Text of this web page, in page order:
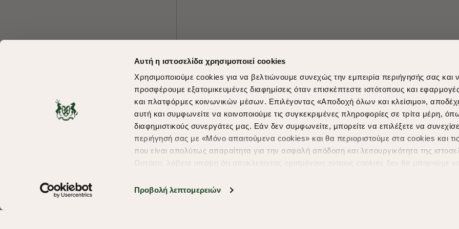
Αυτή η ιστοσελίδα χρησιμοποιεί cookies
Χρησιμοποιούμε cookies για να βελτιώνουμε συνεχώς την εμπειρία περιήγησής σας και
προσφέρουμε εξατομικευμένες διαφημίσεις όταν επισκέπτεστε ιστότοπους και
και πλατφόρμες κοινωνικών μέσων. Επιλέγοντας «Αποδοχή όλων και κλείσιμο»,
αυτή και συμφωνείτε να κοινοποιούμε τις συγκεκριμένες πληροφορίες σε τρίτα μέρη,
διαφημιστικούς συνεργάτες μας. Εάν δεν συμφωνείτε, μπορείτε να επιλέξετε να
περιήγησή σας με «Μόνο απαιτούμενα cookies» και θα περιοριστούμε στα cookies και τις
που είναι απολύτως απαραίτητα για την ασφαλή απόδοση και λειτουργικότητα της
Ωστόσο, λάβετε υπόψη ότι αποκλείοντας ορισμένους τύπους cookies δεν θα μπορούμε
υπηρεσίες και διαφημίσεις. Για να προσαρμόσετε τις επιλογές σας ή να ανακαλέσετε τη
Προβολή λεπτομερειών
Shopping in secure with Shipping
Copyright © 2026 thebostonians.gr. All Rights Reserved.